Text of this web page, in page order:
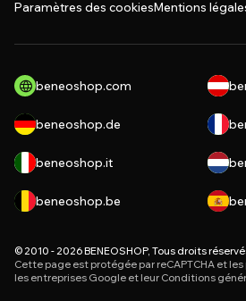
Paramètres des cookiesMentions
beneoshop.com
beneoshop.de
beneoshop.it
beneoshop.be
© 2010 - 2026 BENEOSHOP, Tous droits
Cette page est protégée par reCAPTCHA et les
les entreprises Google et leur Conditions